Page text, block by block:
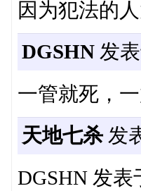
因为犯法的
DGSHN发表
一管就死，
天地七杀发
DGSHN 发表